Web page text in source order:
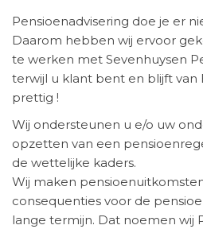
Pensioenadvisering doe je er
Daarom hebben wij ervoor
te werken met Sevenhuysen
terwijl u klant bent en blijft van
prettig !
Wij ondersteunen u e/o uw
opzetten van een
de wettelijke kaders.
Wij maken
consequenties voor de
lange termijn. Dat noemen wij